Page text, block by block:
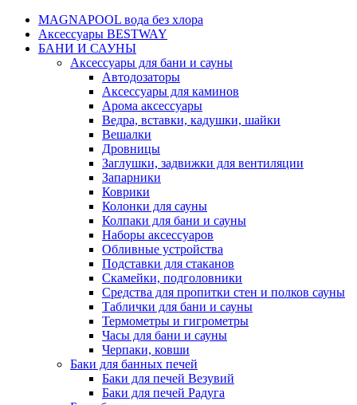
MAGNAPOOL вода без хлора
Аксессуары BESTWAY
БАНИ И САУНЫ
Аксессуары для бани и сауны
Автодозаторы
Аксессуары для каминов
Арома аксессуары
Ведра, вставки, кадушки, шайки
Вешалки
Дровницы
Заглушки, задвижки для вентиляции
Запарники
Коврики
Колонки для сауны
Колпаки для бани и сауны
Наборы аксессуаров
Обливные устройства
Подставки для стаканов
Скамейки, подголовники
Средства для пропитки стен и полков сауны
Таблички для бани и сауны
Термометры и гигрометры
Часы для бани и сауны
Черпаки, ковши
Баки для банных печей
Баки для печей Везувий
Баки для печей Радуга